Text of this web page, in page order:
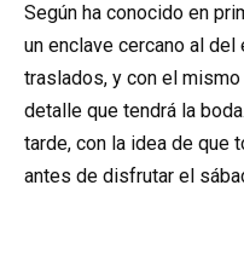
Según ha conocido en
un enclave cercano al
traslados, y con el
detalle que tendrá la
tarde, con la idea de que
antes de disfrutar el